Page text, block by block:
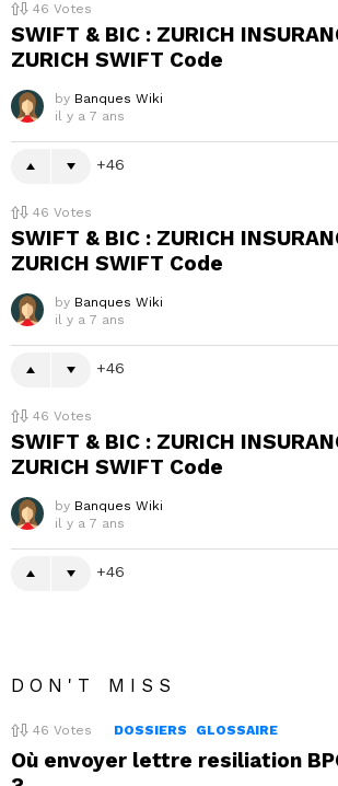
46 Votes
SWIFT & BIC : ZURICH
ZURICH SWIFT Code
by Banques Wiki
il y a 7 ans
46
46 Votes
SWIFT & BIC : ZURICH
ZURICH SWIFT Code
by Banques Wiki
il y a 7 ans
46
46 Votes
SWIFT & BIC : ZURICH
ZURICH SWIFT Code
by Banques Wiki
il y a 7 ans
46
DON'T MISS
46 Votes DOSSIERS GLOSSAIRE
Où envoyer lettre resiliation